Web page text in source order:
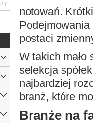
notowań.
Podejmowania
postaci
W takich mało
selekcja
najbardziej
branż, które
Branże na
27